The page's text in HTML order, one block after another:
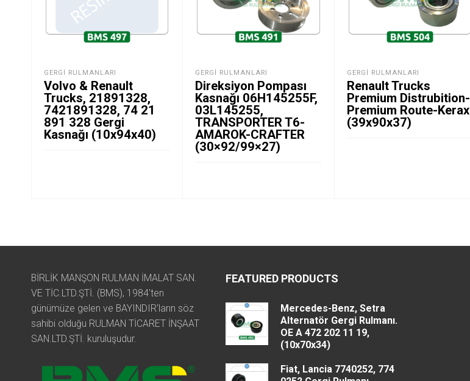
GERGI RULMANLARI
Volvo & Renault
Trucks, 21891328,
7421891328, 74 21
891 328 Gergi
Kasnağı (10x94x40)
GERGI RULMANLARI
Direksiyon Pompası
Kasnağı 06H145255F,
03L145255,
TRANSPORTER T6-
AMAROK-CRAFTER
(30×92/99×27)
GERGI RULMANLARI
Renault Trucks
Premium Distrubition-
Premium Route-Kerax
(39x90x37)
BİRLİK MANŞON RULMAN İMALAT SAN.
VE TİC.LTD.ŞTİ. (BMS), 1984'ten
günümüze gelen ve BAYINDIR'ların söz
sahibi olduğu RULMAN TİCARET İNŞAAT
SAN.LTD.ŞTİ. kuruluşudur.
FEATURED PRODUCTS
Mercedes-Benz, Setra
Alternatör Gergi Rulmanı.
OE A 472 202 11 19,
(10x70x34)
Fiat, Lancia 7740252, 774